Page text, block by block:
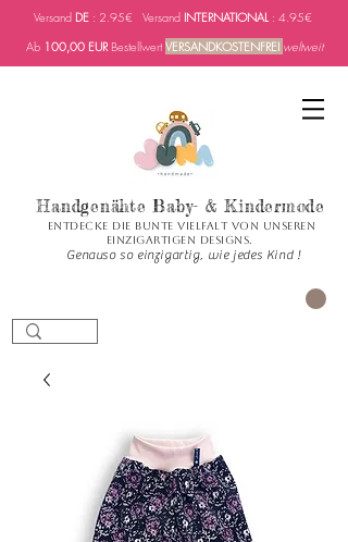
Versand DE : 2.95€ Versand INTERNATIONAL : 4.95€
Ab 100,00 EURBestellwertVERSANDKOSTENFREI weltweit
Handgenähte Baby- & Kindermode
Entdecke die bunte Vielfalt von unseren
einzigartigen Designs.
Genauso so einzigartig, wie jedes Kind !